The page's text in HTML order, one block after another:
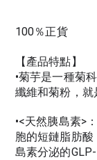
100％正貨
【產品特點】
•菊芋是一種菊
纖維和菊粉，就
•<天然胰島素>
胞的短鏈脂肪
島素分泌的